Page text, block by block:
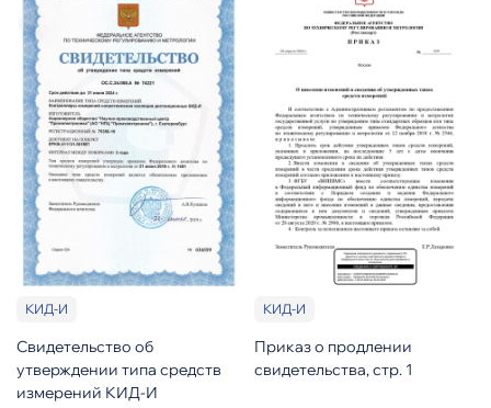
КИД-И
Свидетельство об
утверждении типа средств
измерений КИД-И
КИД-И
Приказ о продлении
свидетельства, стр. 1